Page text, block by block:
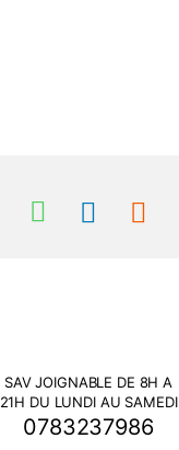
SAV JOIGNABLE DE 8H A
21H DU LUNDI AU SAMEDI
0783237986